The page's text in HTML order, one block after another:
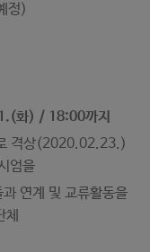
)
화) / 18:00까지
격상(2020.02.23.)
엄을
연계 및 교류활동을